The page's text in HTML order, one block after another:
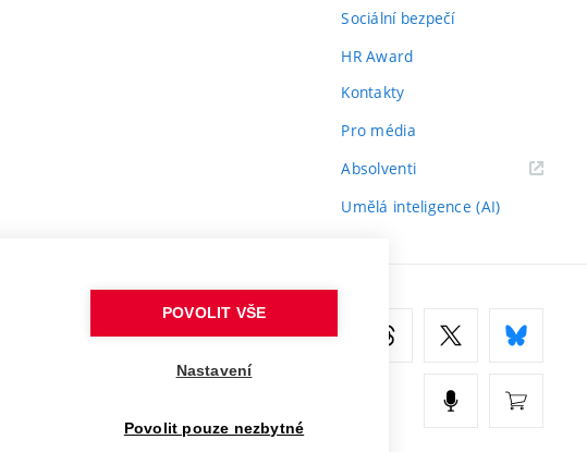
Sociální bezpečí
HR Award
Kontakty
Pro média
Absolventi(externí
Umělá inteligence (AI)
POVOLIT VŠE
Nastavení
Povolit pouze nezbytné